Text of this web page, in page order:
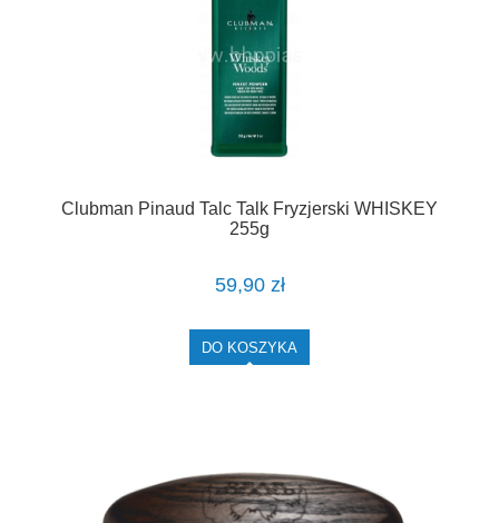
Clubman Pinaud Talc Talk Fryzjerski WHISKEY
255g
59,90 zł
DO KOSZYKA